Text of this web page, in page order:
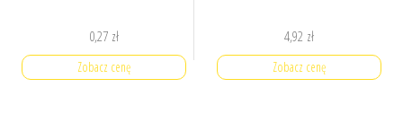
0,27 zł
Zobacz cenę
4,92 zł
Zobacz cenę